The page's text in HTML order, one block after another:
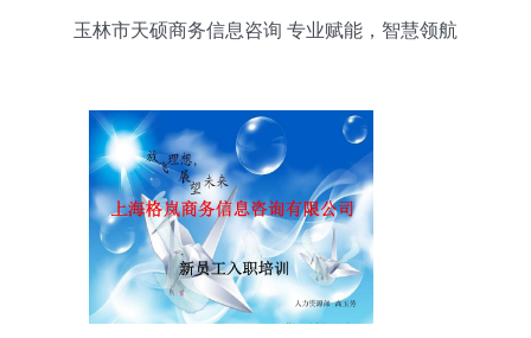
玉林市天硕商务信息咨询 专业赋能，智慧领航